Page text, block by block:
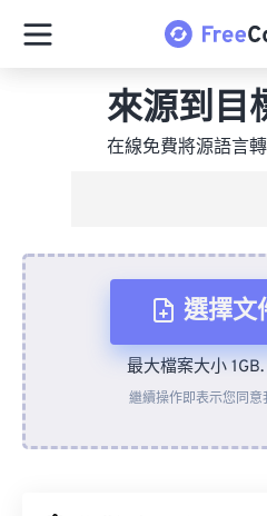
來源到目
在線免費將源語言
選擇文
來自裝置
最大檔案大小 1GB.
繼續操作即表示您同意